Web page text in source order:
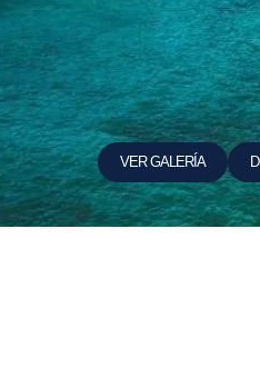
VER GALERÍA